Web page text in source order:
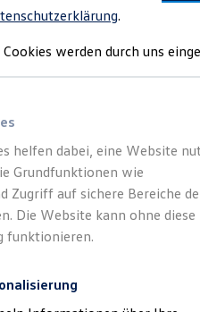
und Gebrauchtwagen
Leasing
Leasing
für sich.
.
werden durch uns
helfen dabei, eine Website
Grundfunktionen wie
Zugriff auf sichere Bereiche
Die Website kann ohne diese
funktionieren.